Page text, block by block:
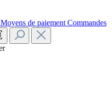
Moyens de paiement Commandes